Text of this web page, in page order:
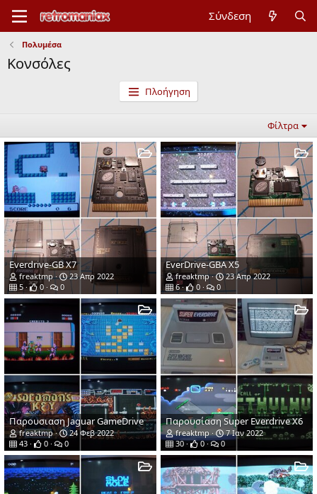
Σύνδεση
Πολυμέσα
Κονσόλες
Πλοήγηση
Φίλτρα
Everdrive-GB X7
freaktmp
23 Απρ 2022
5
0 0
EverDrive-GBA X5
freaktmp
23 Απρ 2022
6
0 0
Παρουσιαση Jaguar GameDrive
freaktmp
24 Φεβ 2022
43
0 0
Παρουσίαση Super Everdrive X6
freaktmp
7 Ιαν 2022
30
0 0